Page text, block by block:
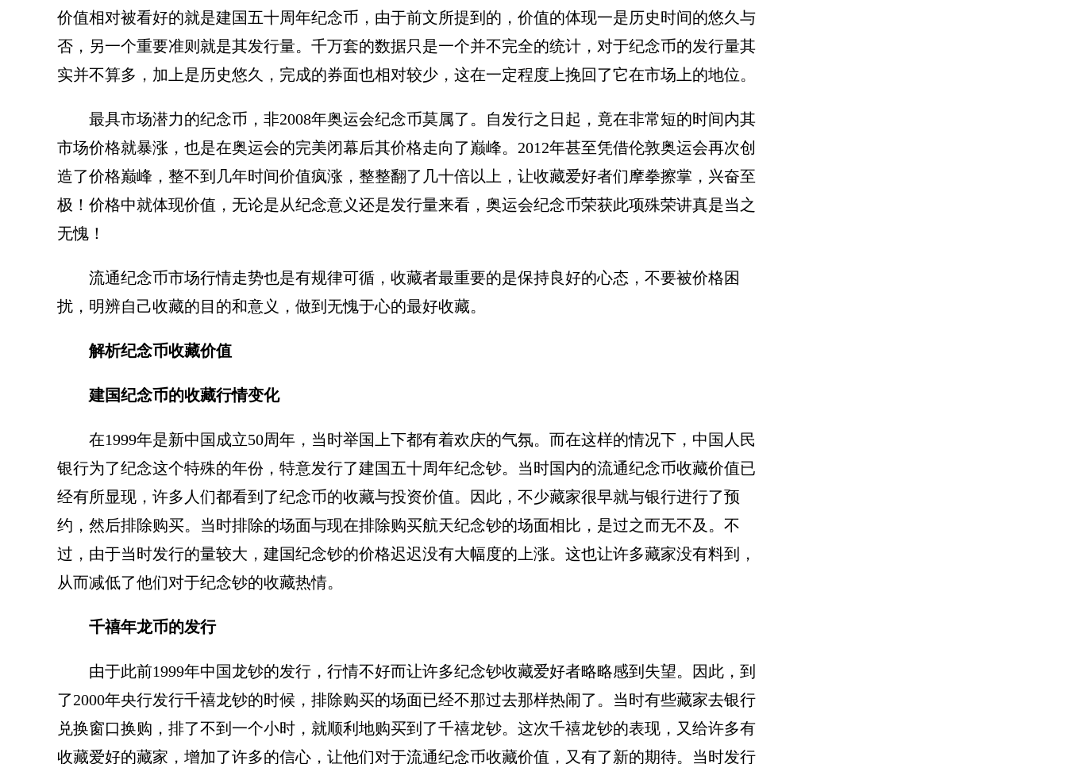
价值相对被看好的就是建国五十周年纪念币，由于前文所提到的，价值的体现一是历史时间的悠久与
否，另一个重要准则就是其发行量。千万套的数据只是一个并不完全的统计，对于纪念币的发行量其
实并不算多，加上是历史悠久，完成的券面也相对较少，这在一定程度上挽回了它在市场上的地位。
最具市场潜力的纪念币，非2008年奥运会纪念币莫属了。自发行之日起，竟在非常短的时间内其
市场价格就暴涨，也是在奥运会的完美闭幕后其价格走向了巅峰。2012年甚至凭借伦敦奥运会再次创
造了价格巅峰，整不到几年时间价值疯涨，整整翻了几十倍以上，让收藏爱好者们摩拳擦掌，兴奋至
极！价格中就体现价值，无论是从纪念意义还是发行量来看，奥运会纪念币荣获此项殊荣讲真是当之
无愧！
流通纪念币市场行情走势也是有规律可循，收藏者最重要的是保持良好的心态，不要被价格困
扰，明辨自己收藏的目的和意义，做到无愧于心的最好收藏。
解析纪念币收藏价值
建国纪念币的收藏行情变化
在1999年是新中国成立50周年，当时举国上下都有着欢庆的气氛。而在这样的情况下，中国人民
银行为了纪念这个特殊的年份，特意发行了建国五十周年纪念钞。当时国内的流通纪念币收藏价值已
经有所显现，许多人们都看到了纪念币的收藏与投资价值。因此，不少藏家很早就与银行进行了预
约，然后排除购买。当时排除的场面与现在排除购买航天纪念钞的场面相比，是过之而无不及。不
过，由于当时发行的量较大，建国纪念钞的价格迟迟没有大幅度的上涨。这也让许多藏家没有料到，
从而减低了他们对于纪念钞的收藏热情。
千禧年龙币的发行
由于此前1999年中国龙钞的发行，行情不好而让许多纪念钞收藏爱好者略略感到失望。因此，到
了2000年央行发行千禧龙钞的时候，排除购买的场面已经不那过去那样热闹了。当时有些藏家去银行
兑换窗口换购，排了不到一个小时，就顺利地购买到了千禧龙钞。这次千禧龙钞的表现，又给许多有
收藏爱好的藏家，增加了许多的信心，让他们对于流通纪念币收藏价值，又有了新的期待。当时发行